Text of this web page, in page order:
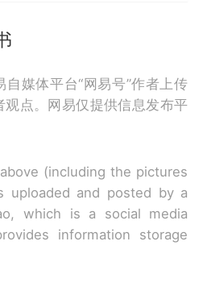
媒体平台“网易号”作者上传
观点。网易仅提供信息发布平
(including the pictures
uploaded and posted by a
which is a social media
information storage